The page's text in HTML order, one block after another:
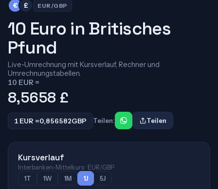
€ £ EUR/GBP
10 Euro in Britisches
Pfund
Live-Umrechnung mit Kursverlauf, Rechner und
Umrechnungstabellen.
10 EUR =
8,5658 £
1 EUR =0,856582GBP Teilen: Teilen
Kursverlauf
Interbanken-Mittelkurs · EUR/GBP
1T
1W 1M 1J 5J